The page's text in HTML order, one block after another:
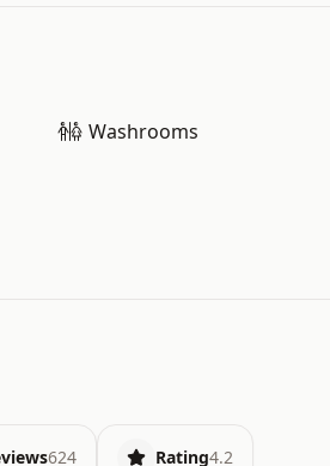
Washrooms
624 Rating4.2